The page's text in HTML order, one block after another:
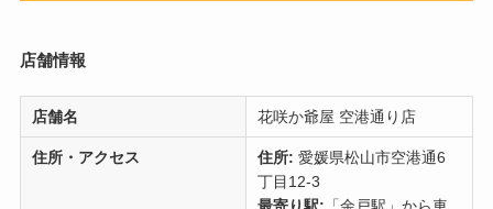
店舗情報
店舗名 花咲か爺屋 空港通り店
住所・アクセス 住所: 愛媛県松山市空港通6
丁目12-3
最寄り駅: 「余戸駅」から車